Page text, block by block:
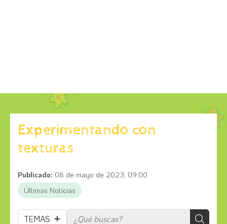
Experimentando con
texturas
Publicado: 08 de mayo de 2023, 09:00
Últimas Noticias
TEMAS